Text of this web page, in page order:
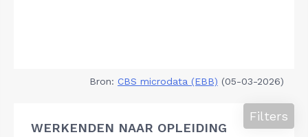
Bron: CBS microdata (EBB) (05-03-2026)
WERKENDEN NAAR OPLEIDING
Filters